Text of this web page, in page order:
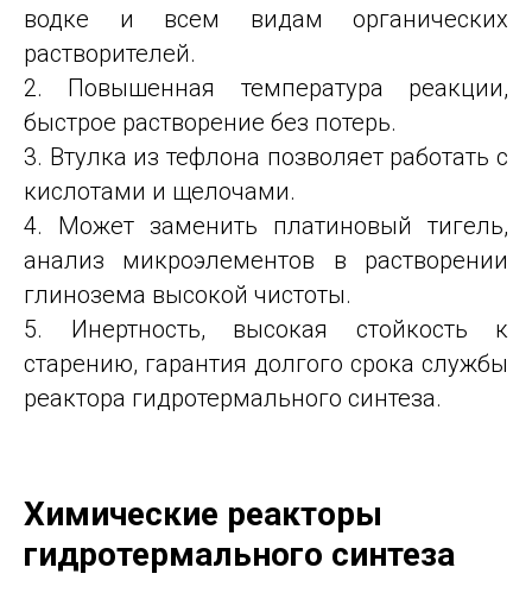
водке и всем видам органических
растворителей.
2. Повышенная температура реакции,
быстрое растворение без потерь.
3. Втулка из тефлона позволяет работать с
кислотами и щелочами.
4. Может заменить платиновый тигель,
анализ микроэлементов в растворении
глинозема высокой чистоты.
5. Инертность, высокая стойкость к
старению, гарантия долгого срока службы
реактора гидротермального синтеза.
Химические реакторы
гидротермального синтеза